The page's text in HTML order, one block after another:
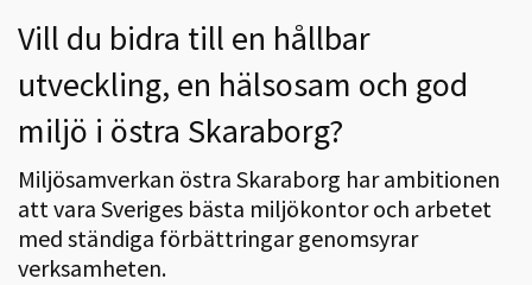
Vill du bidra till en hållbar
utveckling, en hälsosam och god
miljö i östra Skaraborg?
Miljösamverkan östra Skaraborg har ambitionen
att vara Sveriges bästa miljökontor och arbetet
med ständiga förbättringar genomsyrar
verksamheten.